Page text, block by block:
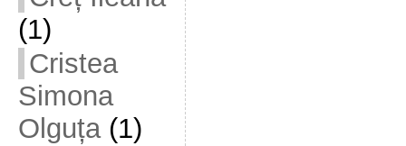
(1)
Cristea
Simona
Olguța(1)